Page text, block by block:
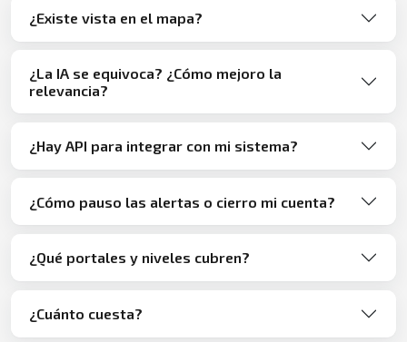
¿Existe vista en el mapa?
¿La IA se equivoca? ¿Cómo mejoro la
relevancia?
¿Hay API para integrar con mi sistema?
¿Cómo pauso las alertas o cierro mi cuenta?
¿Qué portales y niveles cubren?
¿Cuánto cuesta?